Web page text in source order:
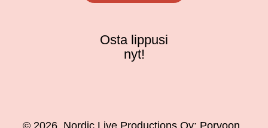
Osta lippusi
nyt!